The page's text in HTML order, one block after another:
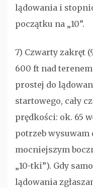
lądowania i
początku na „10”.
7) Czwarty zakręt
600 ft nad
prostej do
startowego, cały
prędkości: ok. 65
potrzeb
mocniejszym
„10-tki”). Gdy
lądowania